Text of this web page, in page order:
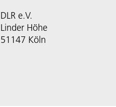
DLR e.V.
Linder Höhe
51147 Köln